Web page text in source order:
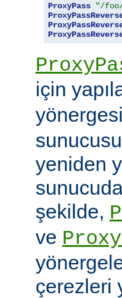
ProxyPass "/
için
yönergesi
yeniden
şekilde,
ve
çerezleri